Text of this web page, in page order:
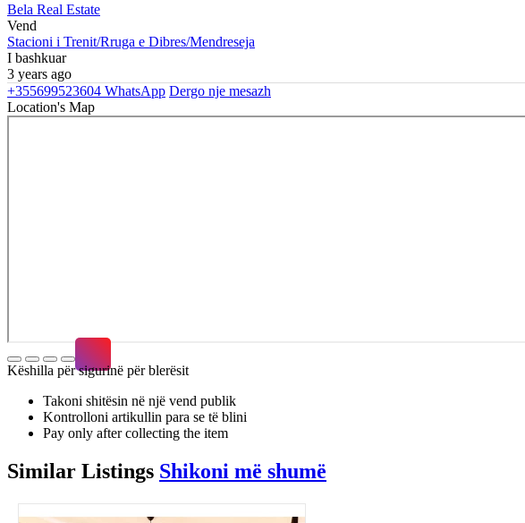
Bela Real Estate
Vend
Stacioni i Trenit/Rruga e Dibres/Mendreseja
I bashkuar
3 years ago
+355699523604 WhatsApp Dergo nje mesazh
Location's Map
Këshilla për sigurinë për blerësit
Takoni shitësin në një vend publik
Kontrolloni artikullin para se të blini
Pay only after collecting the item
Similar Listings Shikoni më shumë